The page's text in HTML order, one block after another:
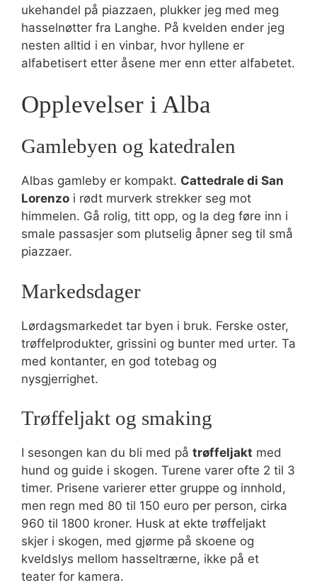
ukehandel på piazzaen, plukker jeg med meg
hasselnøtter fra Langhe. På kvelden ender jeg
nesten alltid i en vinbar, hvor hyllene er
alfabetisert etter åsene mer enn etter alfabetet.
Opplevelser i Alba
Gamlebyen og katedralen
Albas gamleby er kompakt. Cattedrale di San
Lorenzo i rødt murverk strekker seg mot
himmelen. Gå rolig, titt opp, og la deg føre inn i
smale passasjer som plutselig åpner seg til små
piazzaer.
Markedsdager
Lørdagsmarkedet tar byen i bruk. Ferske oster,
trøffelprodukter, grissini og bunter med urter. Ta
med kontanter, en god totebag og
nysgjerrighet.
Trøffeljakt og smaking
I sesongen kan du bli med på trøffeljakt med
hund og guide i skogen. Turene varer ofte 2 til 3
timer. Prisene varierer etter gruppe og innhold,
men regn med 80 til 150 euro per person, cirka
960 til 1800 kroner. Husk at ekte trøffeljakt
skjer i skogen, med gjørme på skoene og
kveldslys mellom hasseltrærne, ikke på et
teater for kamera.